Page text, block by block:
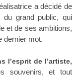
a décidé de
du grand public, qui
et de ses ambitions,
dernier mot.
l’esprit de l’artiste,
souvenirs, et tout